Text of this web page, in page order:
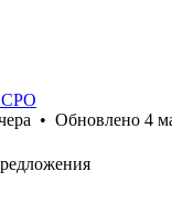
СРО
• Обновлено 4